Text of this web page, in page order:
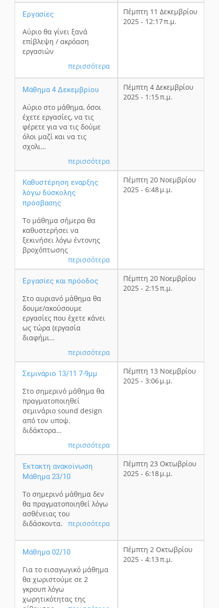
Εργασίες
Αύριο θα γίνει ξανά
επίβλεψη / ακρόαση
εργασιών
περισσότερα
Πέμπτη 11 Δεκεμβρίου
2025 - 12:17 π.μ.
Μάθημα 4 Δεκεμβρίου
Αύριο στο μάθημα, όσοι
έχετε εργασίες, να τις
φέρετε για να τις δούμε
όλοι μαζί και να τις
σχολι…
περισσότερα
Πέμπτη 4 Δεκεμβρίου
2025 - 1:15 π.μ.
Καθυστέρηση εναρξης
λόγω δύσκολης
πρόσβασης
Το μάθημα σήμερα θα
καθυστερήσει να
ξεκινήσει λόγω έντονης
βροχόπτωσης
περισσότερα
Πέμπτη 20 Νοεμβρίου
2025 - 6:48 μ.μ.
Εργασίες και πρόοδος
Στο αυριανό μάθημα θα
δουμε/ακούσουμε
εργασίες που έχετε κάνει
ως τώρα (εργασία
διαφήμι…
περισσότερα
Πέμπτη 20 Νοεμβρίου
2025 - 2:15 π.μ.
Σεμινάριο 13/11 7-9μμ
Στο σημερινό μάθημα θα
πραγματοποιηθεί
σεμινάριο sound design
από τον υποψ.
διδάκτορα…
περισσότερα
Πέμπτη 13 Νοεμβρίου
2025 - 3:06 μ.μ.
Έκτακτη ανακοίνωση
Μάθημα 23/10
Το σημερινό μάθημα δεν
θα πραγματοποιηθεί λόγω
ασθένειας του
διδάσκοντα.
περισσότερα
Πέμπτη 23 Οκτωβρίου
2025 - 6:18 μ.μ.
Μάθημα 02/10
Για το εισαγωγικό μάθημα
θα χωριστούμε σε 2
γκρουπ λόγω
χωρητικότητας της
Πέμπτη 2 Οκτωβρίου
2025 - 4:13 π.μ.